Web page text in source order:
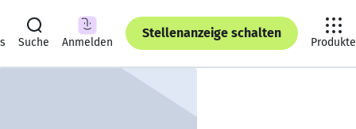
Suche Anmelden
Stellenanzeige schalten
Produkte